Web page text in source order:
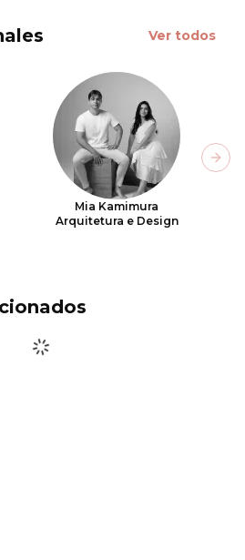
Ver todos
Mia Kamimura
Arquitetura e Design